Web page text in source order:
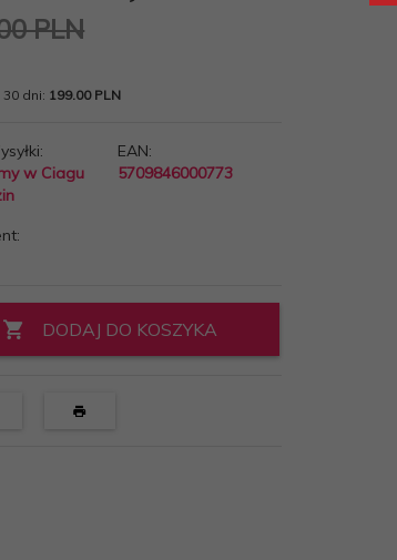
PLN
dni: 199.00 PLN
w Ciagu
EAN:
5709846000773
DODAJ DO KOSZYKA